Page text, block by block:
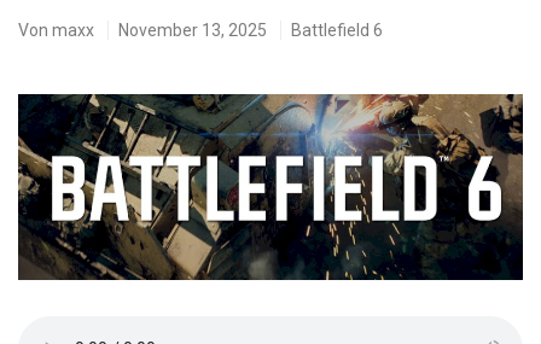
Von maxx November 13, 2025 Battlefield 6